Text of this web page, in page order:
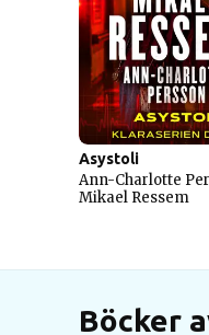
Asystoli
Ann-Charlotte
Mikael Ressem
Böcker